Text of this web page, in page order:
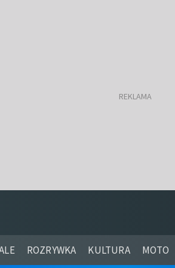
ROZRYWKA KULTURA MOTO